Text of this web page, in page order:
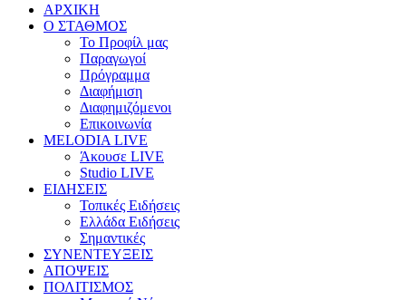
ΑΡΧΙΚΗ
Ο ΣΤΑΘΜΟΣ
Το Προφίλ μας
Παραγωγοί
Πρόγραμμα
Διαφήμιση
Διαφημιζόμενοι
Επικοινωνία
MELODIA LIVE
Άκουσε LIVE
Studio LIVE
ΕΙΔΗΣΕΙΣ
Τοπικές Ειδήσεις
Ελλάδα Ειδήσεις
Σημαντικές
ΣΥΝΕΝΤΕΥΞΕΙΣ
ΑΠΟΨΕΙΣ
ΠΟΛΙΤΙΣΜΟΣ